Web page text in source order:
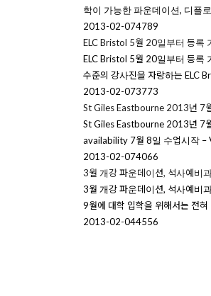
학이 가능한 파운데이션, 디플
2013-02-074789
ELC Bristol 5월 20일부터 등록
ELC Bristol 5월 20일부터 등록
수준의 강사진을 자랑하는 ELC
2013-02-073773
St Giles Eastbourne 2013년 7
St Giles Eastbourne 2013년 7
availability 7월 8일 수업시작
2013-02-074066
3월 개강 파운데이션, 석사예비
3월 개강 파운데이션, 석사예비
9월에 대학 입학을 위해서는 전
2013-02-044556